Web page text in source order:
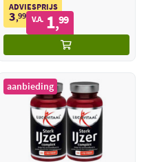
ADVIESPRIJS
3,99 V.A. 1,99
aanbieding